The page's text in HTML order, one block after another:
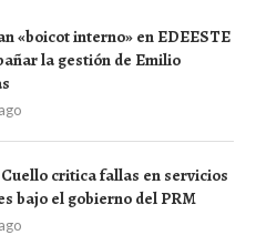
«boicot interno» en EDEESTE
la gestión de Emilio
critica fallas en servicios
bajo el gobierno del PRM